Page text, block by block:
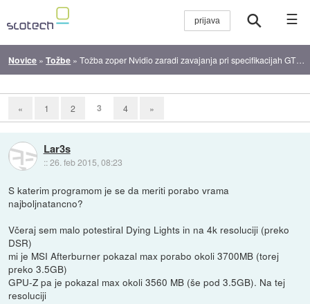
☰
Novice »Tožbe »Tožba zoper Nvidio zaradi zavajanja pri specifikacijah GTX 970
« 1 2 3 4 »
Lar3s
::26. feb 2015, 08:23
S katerim programom je se da meriti porabo vrama
najboljnatancno?
Včeraj sem malo potestiral Dying Lights in na 4k resoluciji (preko
DSR)
mi je MSI Afterburner pokazal max porabo okoli 3700MB (torej
preko 3.5GB)
GPU-Z pa je pokazal max okoli 3560 MB (še pod 3.5GB). Na tej
resoluciji